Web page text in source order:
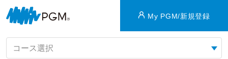
My PGM/新規登録